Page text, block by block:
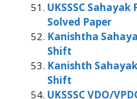
UKSSSC
Solved Paper
Kanishtha
Shift
Kanishth
Shift
UKSSSC VDO/